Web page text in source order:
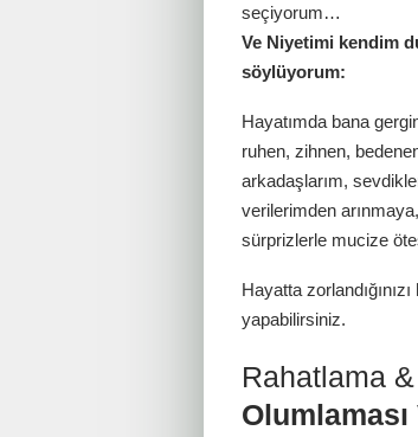
seçiyorum…
Ve Niyetimi kendim
söylüyorum:
Hayatımda bana
ruhen, zihnen,
arkadaşlarım,
verilerimden
sürprizlerle mucize
Hayatta
yapabilirsiniz.
Rahatlama &